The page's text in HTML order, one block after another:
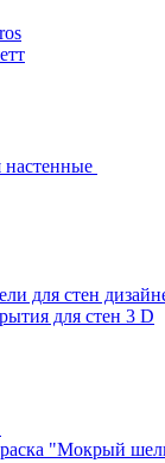
для стен
для стен 3 D
"Мокрый